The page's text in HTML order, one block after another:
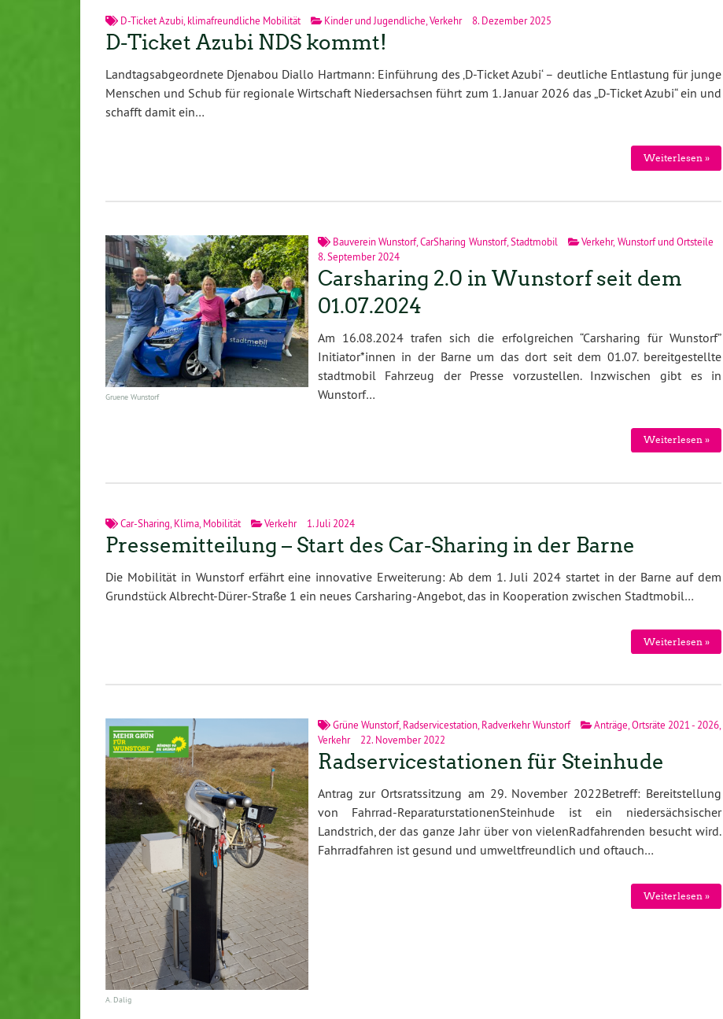
D-Ticket Azubi,klimafreundliche Mobilität Kinder und Jugendliche,Verkehr 8. Dezember 2025
D-Ticket Azubi NDS kommt!
Landtagsabgeordnete Djenabou Diallo Hartmann: Einführung des ‚D-Ticket Azubi‘ – deutliche Entlastung für junge
Menschen und Schub für regionale Wirtschaft Niedersachsen führt zum 1. Januar 2026 das „D-Ticket Azubi“ ein und
schafft damit ein…
Weiterlesen »
Gruene Wunstorf
Bauverein Wunstorf,CarSharing Wunstorf, Stadtmobil Verkehr, Wunstorf und Ortsteile
8. September 2024
Carsharing 2.0 in Wunstorf seit dem
01.07.2024
Am 16.08.2024 trafen sich die erfolgreichen “Carsharing für Wunstorf”
Initiator*innen in der Barne um das dort seit dem 01.07. bereitgestellte
stadtmobil Fahrzeug der Presse vorzustellen. Inzwischen gibt es in
Wunstorf…
Weiterlesen »
Car-Sharing Klima Mobilität Verkehr 1. Juli 2024
Pressemitteilung – Start des Car-Sharing in der Barne
Die Mobilität in Wunstorf erfährt eine innovative Erweiterung: Ab dem 1. Juli 2024 startet in der Barne auf dem
Grundstück Albrecht-Dürer-Straße 1 ein neues Carsharing-Angebot, das in Kooperation zwischen Stadtmobil…
Weiterlesen »
A. Dalig
Grüne Wunstorf,Radservicestation,Radverkehr Wunstorf Anträge,Ortsräte 2021 - 2026,
Verkehr
22. November 2022
Radservicestationen für Steinhude
Antrag zur Ortsratssitzung am 29. November 2022Betreff: Bereitstellung
von Fahrrad-ReparaturstationenSteinhude ist ein niedersächsischer
Landstrich, der das ganze Jahr über von vielenRadfahrenden besucht wird.
Fahrradfahren ist gesund und umweltfreundlich und oftauch…
Weiterlesen »